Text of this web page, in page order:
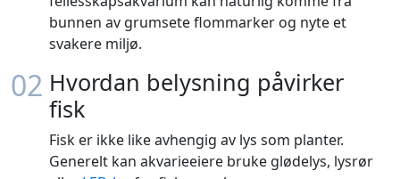
bunnen av grumsete flommarker og nyte et
svakere miljø.
02 Hvordan belysning påvirker
fisk
Fisk er ikke like avhengig av lys som planter.
Generelt kan akvarieeiere bruke glødelys, lysrør